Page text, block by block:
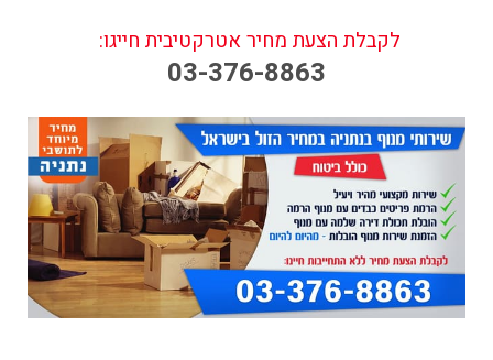
לקבלת הצעת מחיר אטרקטיבית חייגו:
03-376-8863